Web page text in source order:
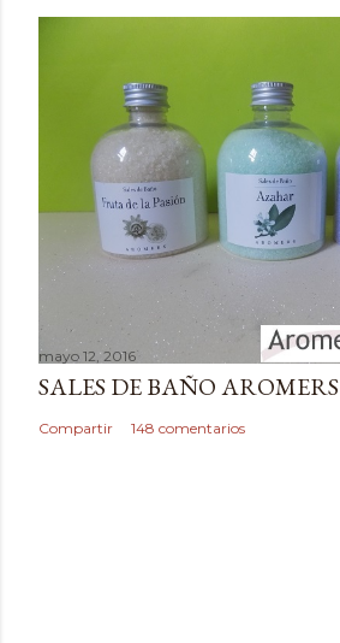
o
mayo 12, 2016
SALES DE BAÑO AROMERS
Compartir 148 comentarios